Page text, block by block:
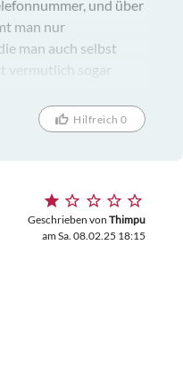
und über
man nur
man auch selbst
vermutlich sogar
Hilfreich 0
Geschrieben von Thimpu
am Sa. 08.02.25 18:15